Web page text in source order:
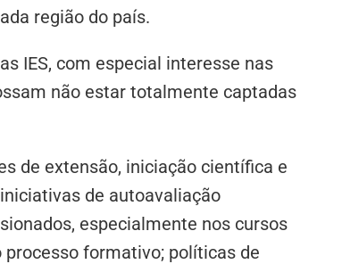
região do país.
IES, com especial interesse nas
não estar totalmente captadas
de extensão, iniciação científica e
de autoavaliação
especialmente nos cursos
formativo; políticas de